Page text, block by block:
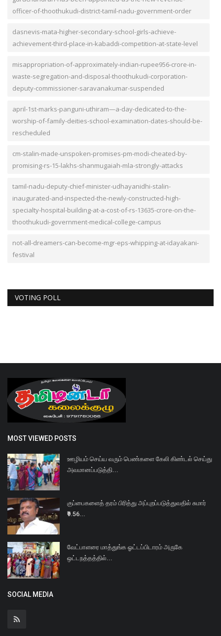
officer-of-thoothukudi-district-tamil-nadu-government-order
dasnevis-mata-higher-secondary-school-girls-achieve-
achievement-third-place-in-kabaddi-competition-at-state-level
misappropriation-of-approximately-indian-rupee956-crore-in-
waste-segregation-and-disposal-thoothukudi-corporation-
deputy-commissioner-saravanakumar-suspended
april-1st-marks-panguni-uthiram—a-day-dedicated-to-the-
worship-of-family-deities-school-examination-dates-should-be-
rescheduled
cm-stalin-made-unspoken-promises-pm-modi-cheated-by-
promising-rs-15-lakhs-shanmugaiah-mla-strongly-attacks
tamil-nadu-deputy-chief-minister-udhayanidhi-stalin-
inaugurated-and-inspected-the-newly-constructed-high-
specialty-hospital-building-at-a-cost-of-rs-13635-crore-on-the-
thoothukudi-government-medical-college-campus
not-all-dreamers-can-become-mgr-eps-whipping-at-idayakani-
festival
VOTING POLL
MOST VIEWED POSTS
ஊழியம் செய்ய வரும் பெண்களை கேலி கிண்டல் செய்து
அவமானப்படுத்தி...
குப்பைகளைத் தரம் பிரித்து அப்புறப்படுத்துவதில் சுமார்
₹9.56...
வேட்பாளரை மாத்துங்க ஓட்டப்பிடாரம் அருகே
ஒட்டநத்தத்தில்...
SOCIAL MEDIA